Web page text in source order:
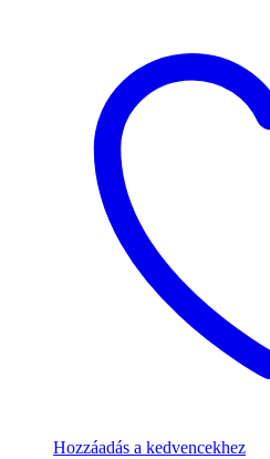
Hozzáadás a kedvencekhez